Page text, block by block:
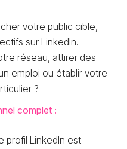
votre public cible,
sur LinkedIn.
réseau, attirer des
emploi ou établir votre
?
complet :
profil LinkedIn est